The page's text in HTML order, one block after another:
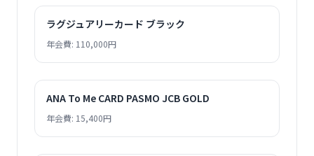
ラグジュアリーカード ブラック
年会費: 110,000円
ANA To Me CARD PASMO JCB GOLD
年会費: 15,400円